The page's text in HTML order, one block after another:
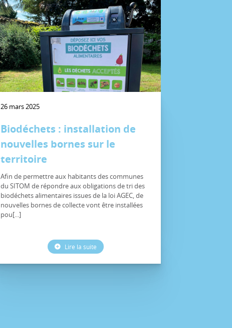
26 mars 2025
Biodéchets : installation de
nouvelles bornes sur le
territoire
Afin de permettre aux habitants des communes
du SITOM de répondre aux obligations de tri des
biodéchets alimentaires issues de la loi AGEC, de
nouvelles bornes de collecte vont être installées
pou[...]
Lire la suite